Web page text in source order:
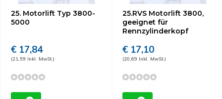
25. Motorlift Typ 3800-
5000
€ 17,84
(21,59 Inkl. MwSt.)
25.RVS Motorlift 3800,
geeignet für
Rennzylinderkopf
€ 17,10
(20,69 Inkl. MwSt.)